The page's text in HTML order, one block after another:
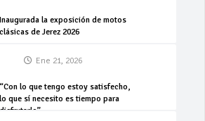
Inaugurada la exposición de motos
clásicas de Jerez 2026
Ene 21, 2026
“Con lo que tengo estoy satisfecho,
lo que sí necesito es tiempo para
disfrutarlo”